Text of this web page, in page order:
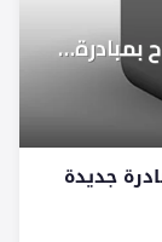
جديدة